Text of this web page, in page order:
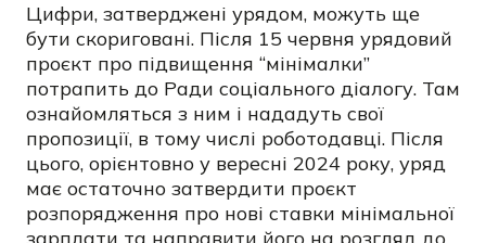
Цифри, затверджені урядом, можуть ще
бути скориговані. Після 15 червня урядовий
проєкт про підвищення “мінімалки”
потрапить до Ради соціального діалогу. Там
ознайомляться з ним і нададуть свої
пропозиції, в тому числі роботодавці. Після
цього, орієнтовно у вересні 2024 року, уряд
має остаточно затвердити проєкт
розпорядження про нові ставки мінімальної